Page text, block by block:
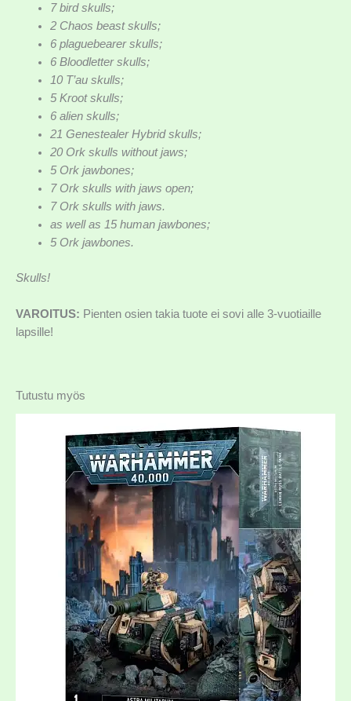
7 bird skulls;
2 Chaos beast skulls;
6 plaguebearer skulls;
6 Bloodletter skulls;
10 T’au skulls;
5 Kroot skulls;
6 alien skulls;
21 Genestealer Hybrid skulls;
20 Ork skulls without jaws;
5 Ork jawbones;
7 Ork skulls with jaws open;
7 Ork skulls with jaws.
as well as 15 human jawbones;
5 Ork jawbones.
Skulls!
VAROITUS: Pienten osien takia tuote ei sovi alle 3-vuotiaille
lapsille!
Tutustu myös